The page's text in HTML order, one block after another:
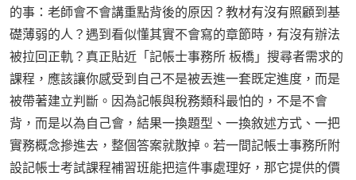
的事：老師會不會講重點背後的原因？教材有沒有照顧到基
礎薄弱的人？遇到看似懂其實不會寫的章節時，有沒有辦法
被拉回正軌？真正貼近「記帳士事務所 板橋」搜尋者需求的
課程，應該讓你感受到自己不是被丟進一套既定進度，而是
被帶著建立判斷。因為記帳與稅務類科最怕的，不是不會
背，而是以為自己會，結果一換題型、一換敘述方式、一把
實務概念摻進去，整個答案就散掉。若一間記帳士事務所附
設記帳士考試課程補習班能把這件事處理好，那它提供的價